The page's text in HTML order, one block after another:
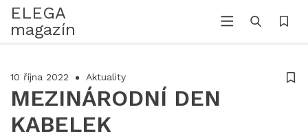
ELEGA
magazín
10 října 2022 Aktuality
MEZINÁRODNÍ DEN
KABELEK